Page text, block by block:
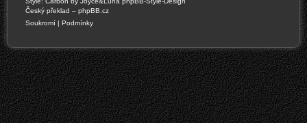
Český překlad – phpBB.cz
Soukromí | Podmínky